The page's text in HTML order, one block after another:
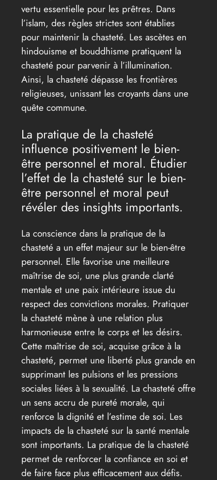
vertu essentielle pour les prêtres. Dans
l’islam, des règles strictes sont établies
pour maintenir la chasteté. Les ascètes en
hindouisme et bouddhisme pratiquent la
chasteté pour parvenir à l’illumination.
Ainsi, la chasteté dépasse les frontières
religieuses, unissant les croyants dans une
quête commune.
La pratique de la chasteté
influence positivement le bien-
être personnel et moral. Étudier
l’effet de la chasteté sur le bien-
être personnel et moral peut
révéler des insights importants.
La conscience dans la pratique de la
chasteté a un effet majeur sur le bien-être
personnel. Elle favorise une meilleure
maîtrise de soi, une plus grande clarté
mentale et une paix intérieure issue du
respect des convictions morales. Pratiquer
la chasteté mène à une relation plus
harmonieuse entre le corps et les désirs.
Cette maîtrise de soi, acquise grâce à la
chasteté, permet une liberté plus grande en
supprimant les pulsions et les pressions
sociales liées à la sexualité. La chasteté offre
un sens accru de pureté morale, qui
renforce la dignité et l’estime de soi. Les
impacts de la chasteté sur la santé mentale
sont importants. La pratique de la chasteté
permet de renforcer la confiance en soi et
de faire face plus efficacement aux défis.